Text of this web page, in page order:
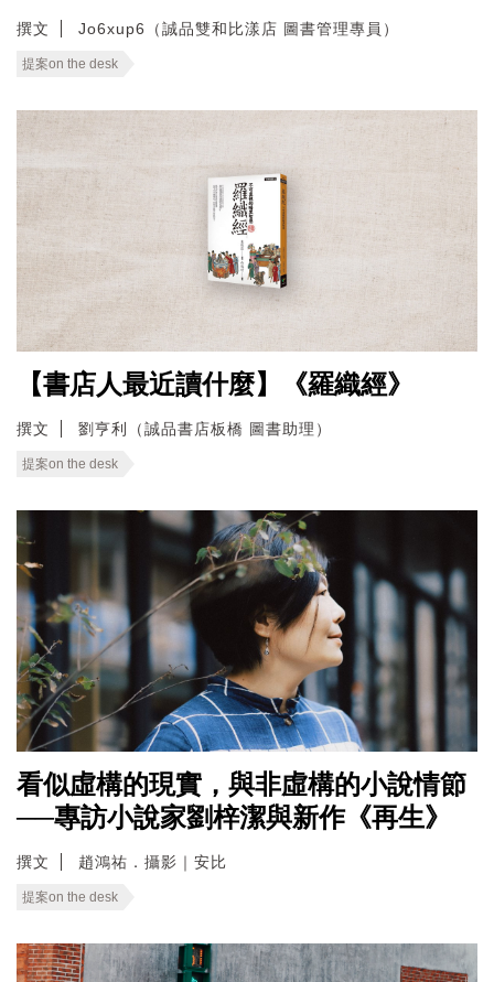
撰文 Jo6xup6（誠品雙和比漾店 圖書管理專員）
提案on the desk
【書店人最近讀什麼】《羅織經》
撰文 劉亨利（誠品書店板橋 圖書助理）
提案on the desk
看似虛構的現實，與非虛構的小說情節
──專訪小說家劉梓潔與新作《再生》
撰文 趙鴻祐．攝影｜安比
提案on the desk